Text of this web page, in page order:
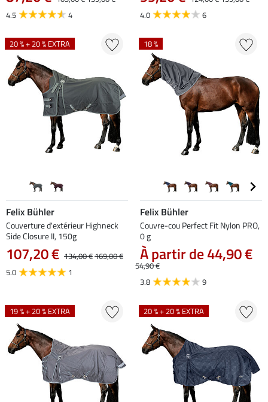
4.5
4
4.0
6
20 % + 20 % EXTRA
Felix Bühler
Couverture d'extérieur Highneck
Side Closure II, 150g
107,20 € 134,00 €169,00 €
5.0
1
18 %
Felix Bühler
Couvre-cou Perfect Fit Nylon PRO,
0 g
À partir de 44,90 €
54,90 €
3.8
9
19 % + 20 % EXTRA 20 % + 20 % EXTRA